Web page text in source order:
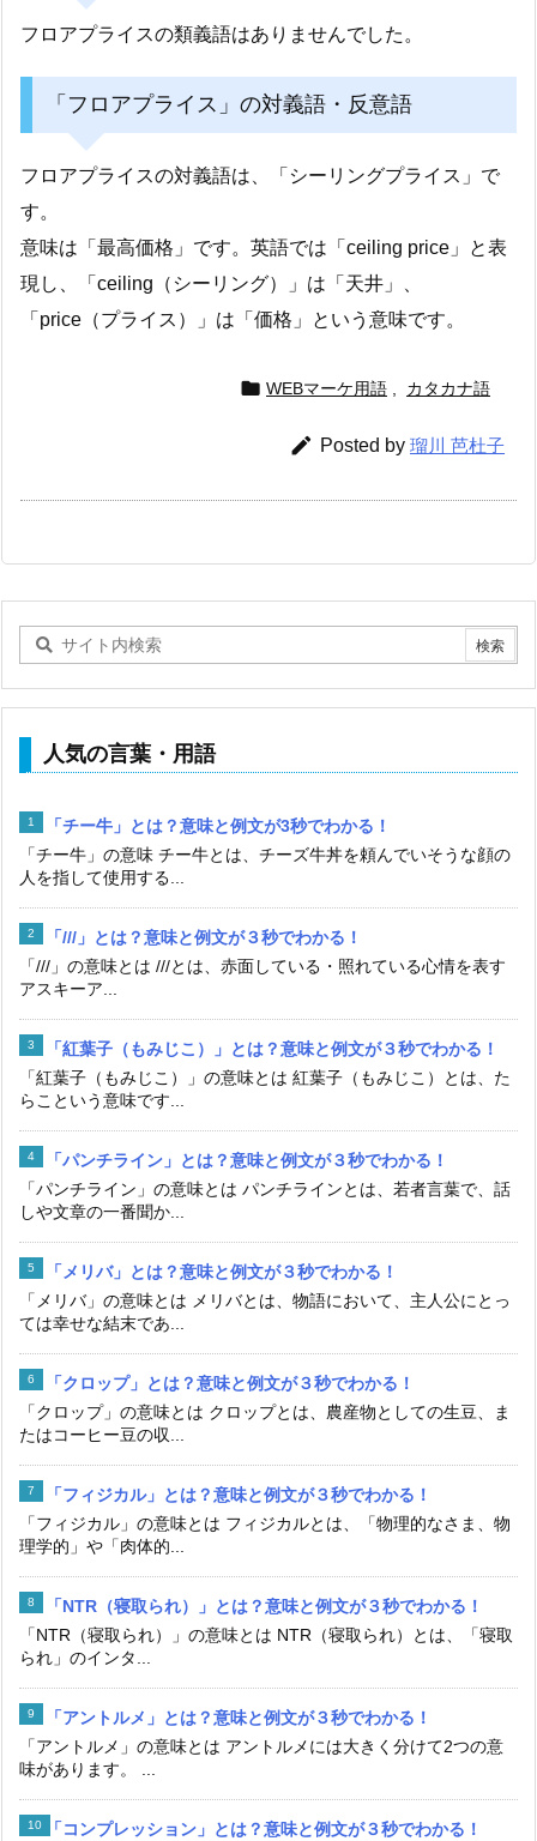
フロアプライスの類義語はありませんでした。
「フロアプライス」の対義語・反意語
フロアプライスの対義語は、「シーリングプライス」で
す。
意味は「最高価格」です。英語では「ceiling price」と表
現し、「ceiling（シーリング）」は「天井」、
「price（プライス）」は「価格」という意味です。
 WEBマーケ用語 カタカナ語
 Posted by 瑠川 芭杜子
人気の言葉・用語
「チー牛」とは？意味と例文が3秒でわかる！
「チー牛」の意味 チー牛とは、チーズ牛丼を頼んでいそうな顔の
人を指して使用する...
「///」とは？意味と例文が３秒でわかる！
「///」の意味とは ///とは、赤面している・照れている心情を表す
アスキーア...
「紅葉子（もみじこ）」とは？意味と例文が３秒でわかる！
「紅葉子（もみじこ）」の意味とは 紅葉子（もみじこ）とは、た
らこという意味です...
「パンチライン」とは？意味と例文が３秒でわかる！
「パンチライン」の意味とは パンチラインとは、若者言葉で、話
しや文章の一番聞か...
「メリバ」とは？意味と例文が３秒でわかる！
「メリバ」の意味とは メリバとは、物語において、主人公にとっ
ては幸せな結末であ...
「クロップ」とは？意味と例文が３秒でわかる！
「クロップ」の意味とは クロップとは、農産物としての生豆、ま
たはコーヒー豆の収...
「フィジカル」とは？意味と例文が３秒でわかる！
「フィジカル」の意味とは フィジカルとは、「物理的なさま、物
理学的」や「肉体的...
「NTR（寝取られ）」とは？意味と例文が３秒でわかる！
「NTR（寝取られ）」の意味とは NTR（寝取られ）とは、「寝取
られ」のインタ...
「アントルメ」とは？意味と例文が３秒でわかる！
「アントルメ」の意味とは アントルメには大きく分けて2つの意
味があります。 ...
「コンプレッション」とは？意味と例文が３秒でわかる！